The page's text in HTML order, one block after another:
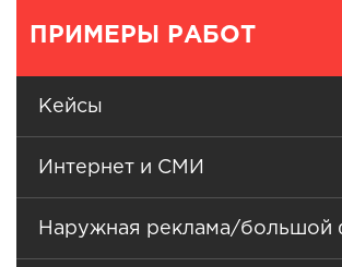
ПРИМЕРЫ РАБОТ
Кейсы
Интернет и СМИ
Наружная реклама/большой